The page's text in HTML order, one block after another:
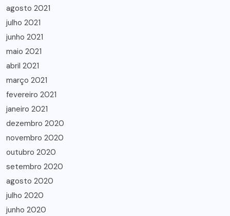
agosto 2021
julho 2021
junho 2021
maio 2021
abril 2021
março 2021
fevereiro 2021
janeiro 2021
dezembro 2020
novembro 2020
outubro 2020
setembro 2020
agosto 2020
julho 2020
junho 2020